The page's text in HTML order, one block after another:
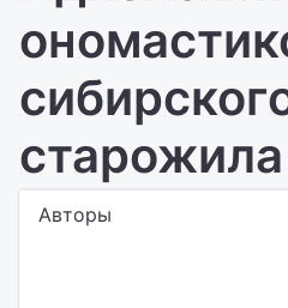
старожила
Авторы